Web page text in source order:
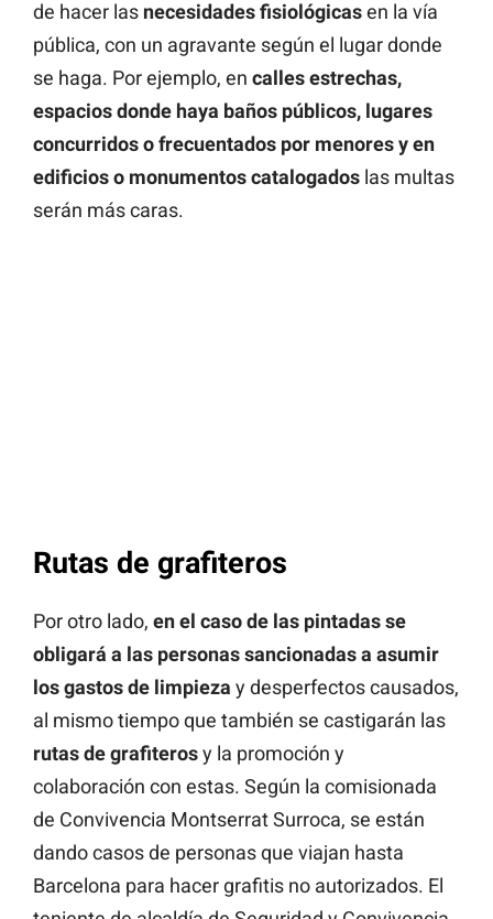
de hacer las necesidades fisiológicasen la vía
pública, con un agravante según el lugar donde
se haga. Por ejemplo, en calles estrechas,
espacios donde haya baños públicos, lugares
concurridos o frecuentados por menores y en
edificios o monumentos catalogados las multas
serán más caras.
Rutas de grafiteros
Por otro lado, en el caso de las pintadas se
obligará a las personas sancionadas a asumir
los gastos de limpieza y desperfectos causados,
al mismo tiempo que también se castigarán las
rutas de grafiterosy la promoción y
colaboración con estas. Según la comisionada
de Convivencia Montserrat Surroca, se están
dando casos de personas que viajan hasta
Barcelona para hacer grafitis no autorizados. El